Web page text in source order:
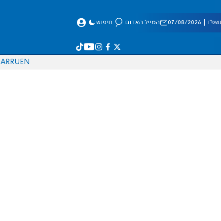
08/2026 המייל האדום חיפוש
EN
RU
AR